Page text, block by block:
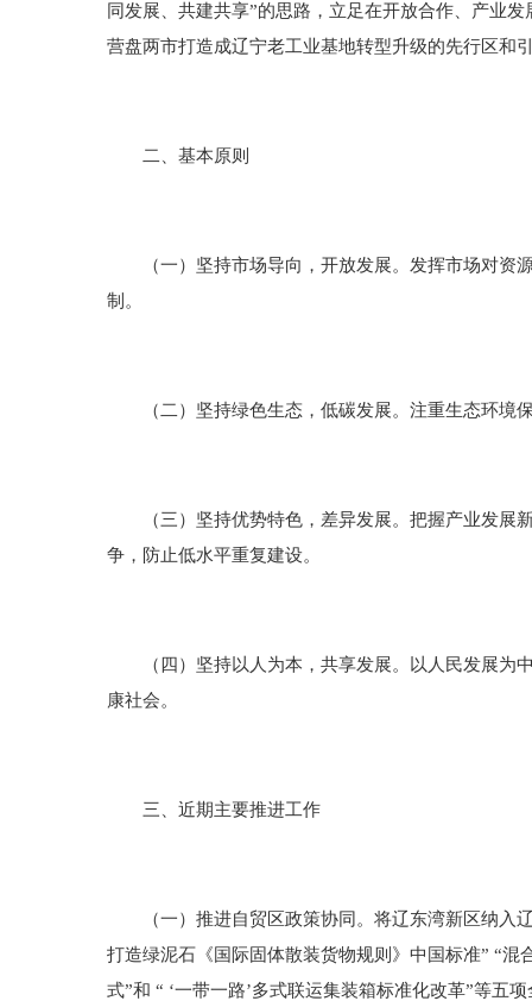
同发展、共建共享”的思路，立足在开放合作、产业
营盘两市打造成辽宁老工业基地转型升级的先行区和
二、基本原则
（一）坚持市场导向，开放发展。发挥市场对资源
制。
（二）坚持绿色生态，低碳发展。注重生态环境保
（三）坚持优势特色，差异发展。把握产业发展新
争，防止低水平重复建设。
（四）坚持以人为本，共享发展。以人民发展为中
康社会。
三、近期主要推进工作
（一）推进自贸区政策协同。将辽东湾新区纳入辽
打造绿泥石《国际固体散装货物规则》中国标准” “混
式”和 “ ‘一带一路’多式联运集装箱标准化改革”等五